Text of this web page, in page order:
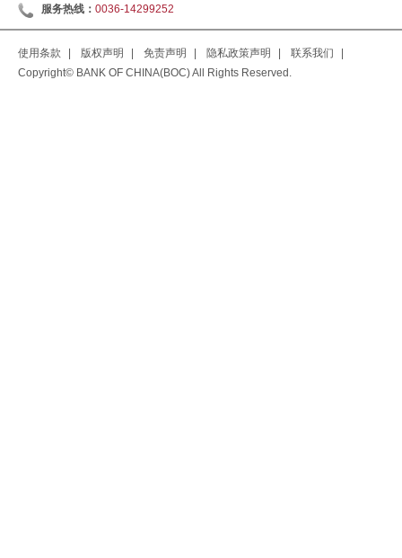
服务热线： 0036-14299252
使用条款 版权声明 免责声明 隐私政策声明 联系我们
Copyright© BANK OF CHINA(BOC) All Rights Reserved.